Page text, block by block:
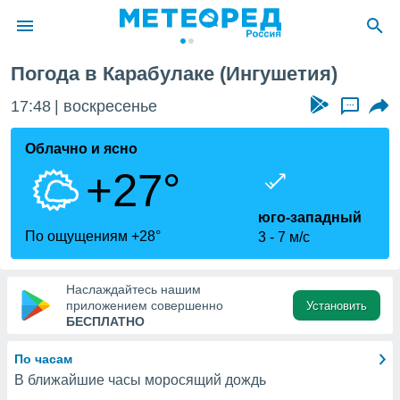
о
Вы можете
к этому
доступ
Погода в Карабулаке (Ингушетия)
17:48 воскресенье ...
Облачно и ясно
+27°
По ощущениям +28°
юго-западный
3
7 м/с
Наслаждайтесь нашим
приложением совершенно
БЕСПЛАТНО
Установить
По часам
В ближайшие часы моросящий дождь